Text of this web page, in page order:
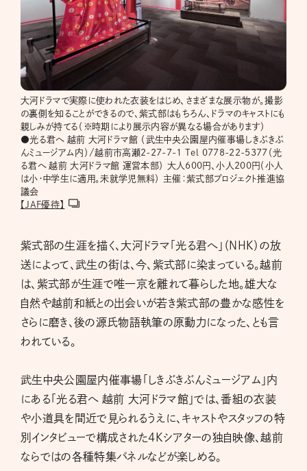
大河ドラマで実際に使われた衣装をはじめ、さまざまな展示物が。撮影
の裏側を知ることができるので、紫式部はもちろん、ドラマのキャストにも
親しみが持てる（※時期により展示内容が異なる場合があります）
●光る君へ 越前 大河ドラマ館 （武生中央公園屋内催事場しきぶきぶ
んミュージアム内）/越前市高瀬2-27-7-1 Tel 0778-22-5377（光
る君へ 越前 大河ドラマ館 運営本部） 大人600円、小人200円（小人
は小・中学生に適用。未就学児無料） 主催：紫式部プロジェクト推進協
議会
【JAF優待】
紫式部の生涯を描く、大河ドラマ「光る君へ」（NHK）の放
送によって、武生の街は、今、紫式部に染まっている。越前
は、紫式部が生涯で唯一京を離れて暮らした地。雄大な
自然や越前和紙との出会いが若き紫式部の豊かな感性を
さらに磨き、後の源氏物語執筆の原動力になった、とも言
われている。
武生中央公園屋内催事場「しきぶきぶんミュージアム」内
にある「光る君へ 越前 大河ドラマ館」では、番組の衣装
や小道具を間近で見られるうえに、キャストやスタッフの特
別インタビューで構成された4Kシアターの独自映像、越前
ならではの各種特集パネルなどが楽しめる。